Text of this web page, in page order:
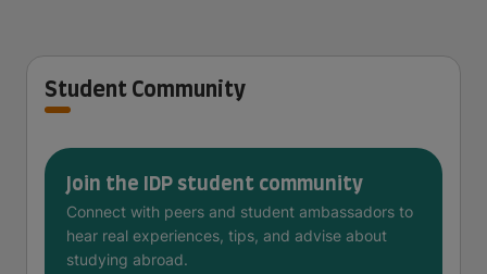
Student Community
Join the IDP student community
Connect with peers and student ambassadors to
hear real experiences, tips, and advise about
studying abroad.